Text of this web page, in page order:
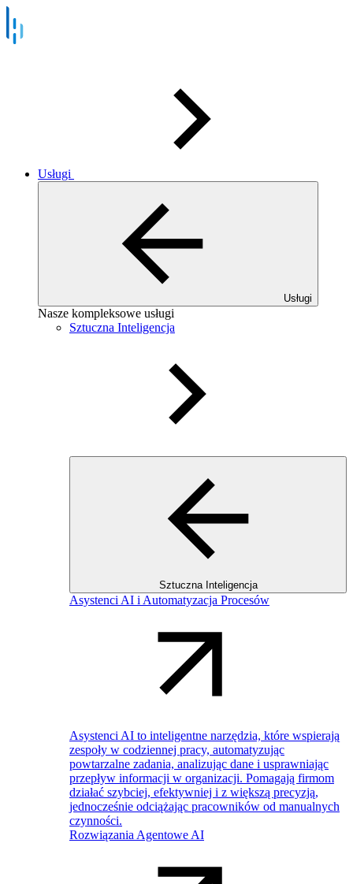
Usługi
Usługi
Nasze kompleksowe usługi
Sztuczna Inteligencja
Sztuczna Inteligencja
Asystenci AI i Automatyzacja Procesów
Asystenci AI to inteligentne narzędzia, które wspierają
zespoły w codziennej pracy, automatyzując
powtarzalne zadania, analizując dane i usprawniając
przepływ informacji w organizacji. Pomagają firmom
działać szybciej, efektywniej i z większą precyzją,
jednocześnie odciążając pracowników od manualnych
czynności.
Rozwiązania Agentowe AI